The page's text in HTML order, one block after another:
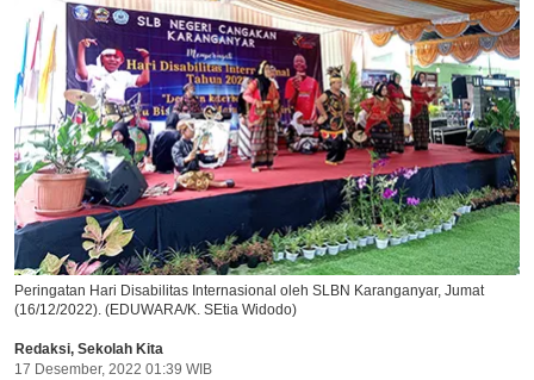
Sains
EduDana
Ikuti Kami di:
Peringatan Hari Disabilitas Internasional oleh SLBN Karanganyar, Jumat
(16/12/2022). (EDUWARA/K. SEtia Widodo)
Redaksi, Sekolah Kita
17 Desember, 2022 01:39 WIB